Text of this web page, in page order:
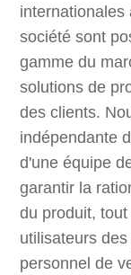
internationales
société sont
gamme du
solutions de
des clients.
indépendante
d'une équipe
garantir la
du produit,
utilisateurs
personnel de